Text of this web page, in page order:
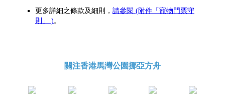
更多詳細之條款及細則， 請參閱 (附件「寵物門票守
則」 )。
關注香港馬灣公園挪亞方舟